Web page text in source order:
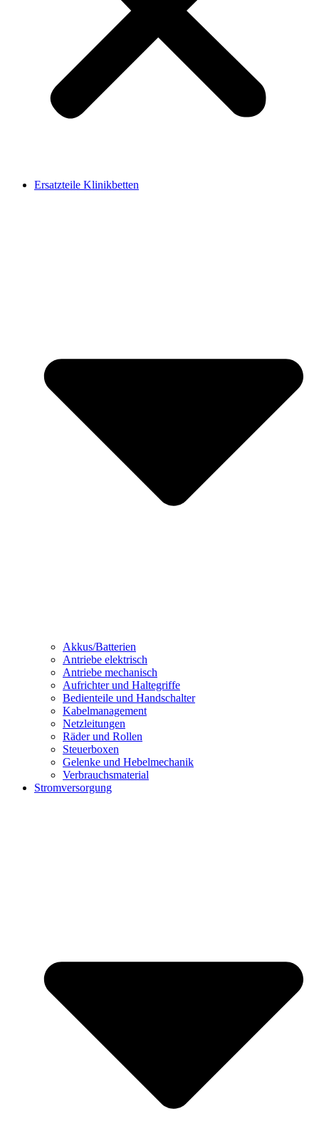
Ersatzteile Klinikbetten
Akkus/Batterien
Antriebe elektrisch
Antriebe mechanisch
Aufrichter und Haltegriffe
Bedienteile und Handschalter
Kabelmanagement
Netzleitungen
Räder und Rollen
Steuerboxen
Gelenke und Hebelmechanik
Verbrauchsmaterial
Stromversorgung